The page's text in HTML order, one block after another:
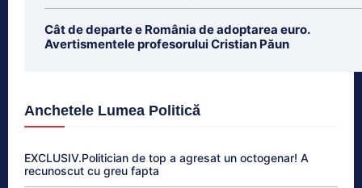
Cât de departe e România de adoptarea euro.
Avertismentele profesorului Cristian Păun
Anchetele Lumea Politică
EXCLUSIV.Politician de top a agresat un octogenar! A
recunoscut cu greu fapta